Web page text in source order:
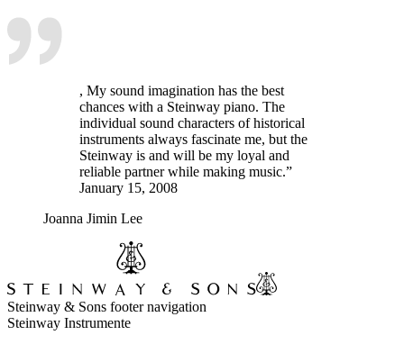
, My sound imagination has the best
chances with a Steinway piano. The
individual sound characters of historical
instruments always fascinate me, but the
Steinway is and will be my loyal and
reliable partner while making music.”
January 15, 2008
Joanna Jimin Lee
Steinway & Sons footer navigation
Steinway Instrumente